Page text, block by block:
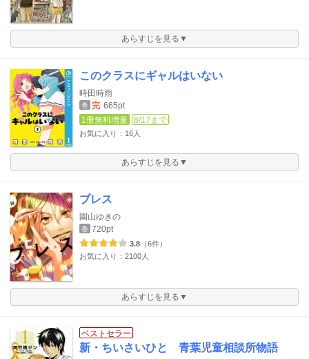
あらすじを見る▼
このクラスにギャルはいない
時田時雨
巻 完 665pt
1冊無料増量
8/17まで
お気に入り：16人
あらすじを見る▼
ブレス
園山ゆきの
巻 720pt
3.8 （6件）
お気に入り：2100人
あらすじを見る▼
ベストセラー
新・ちいさいひと 青葉児童相談所物語